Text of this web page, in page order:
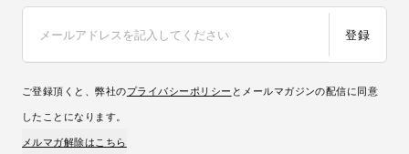
登録
ご登録頂くと、弊社のプライバシーポリシー とメールマガジンの配信に同意
したことになります。
メルマガ解除はこちら